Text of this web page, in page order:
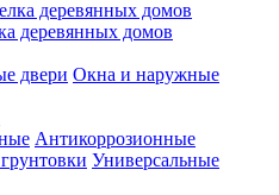
деревянных домов
Окна и наружные
Антикоррозионные
Универсальные